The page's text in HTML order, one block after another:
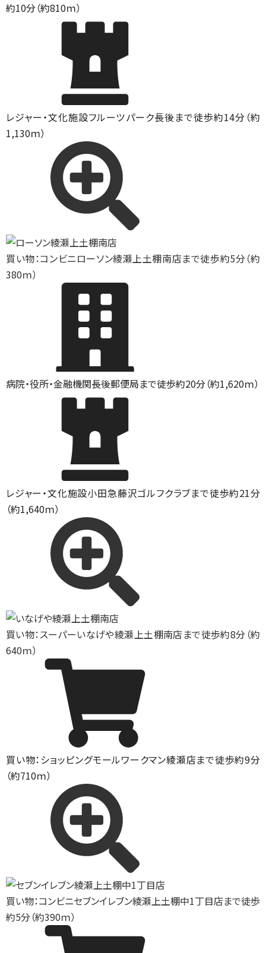
約10分（約810ｍ）
レジャー・文化施設フルーツパーク長後まで徒歩約14分（約
1,130ｍ）
買い物：コンビニローソン綾瀬上土棚南店まで徒歩約5分（約
380ｍ）
病院・役所・金融機関長後郵便局まで徒歩約20分（約1,620ｍ）
レジャー・文化施設小田急藤沢ゴルフクラブまで徒歩約21分
（約1,640ｍ）
買い物：スーパーいなげや綾瀬上土棚南店まで徒歩約8分（約
640ｍ）
買い物：ショッピングモールワークマン綾瀬店まで徒歩約9分
（約710ｍ）
買い物：コンビニセブンイレブン綾瀬上土棚中1丁目店まで徒歩
約5分（約390ｍ）